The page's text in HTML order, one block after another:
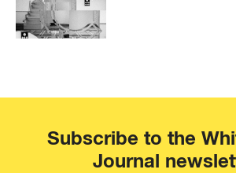
Subscribe to the
Journal